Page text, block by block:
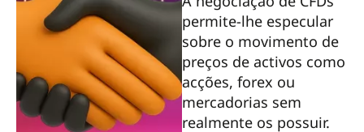
permite-lhe especular
sobre o movimento de
preços de activos como
acções, forex ou
mercadorias sem
realmente os possuir.